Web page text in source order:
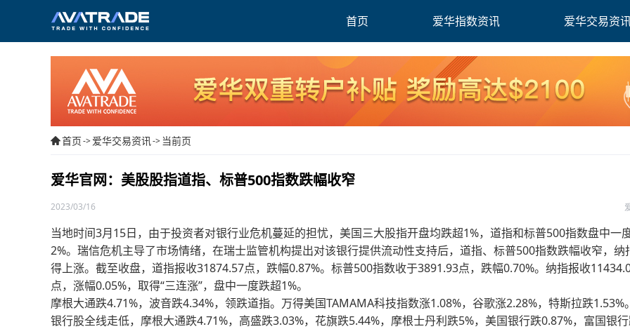
首页 爱华指数资讯 爱华交易资
首页->爱华交易资讯-> 当前页
爱华官网：美股股指道指、标普500指数跌幅收窄
2023/03/16
当地时间3月15日，由于投资者对银行业危机蔓延的担忧，美国三大股指开盘均跌超1%，道指和标普500指数盘中一
2%。瑞信危机主导了市场情绪，在瑞士监管机构提出对该银行提供流动性支持后，道指、标普500指数跌幅收窄，纳
得上涨。截至收盘，道指报收31874.57点，跌幅0.87%。标普500指数收于3891.93点，跌幅0.70%。纳指报收
点，涨幅0.05%，取得“三连涨”，盘中一度跌超1%。
摩根大通跌4.71%，波音跌4.34%，领跌道指。万得美国TAMAMA科技指数涨1.08%，谷歌涨2.28%，特斯拉跌1.53%
银行股全线走低，摩根大通跌4.71%，高盛跌3.03%，花旗跌5.44%，摩根士丹利跌5%，美国银行跌0.87%，富国银